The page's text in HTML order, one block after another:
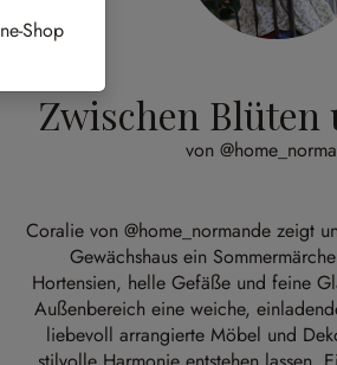
Zwischen Blüten
von
Coralie von@home_normande zeigt
Gewächshaus ein
Hortensien, helle Gefäße und feine
Außenbereich eine weiche,
liebevoll arrangierte Möbel und
Shop